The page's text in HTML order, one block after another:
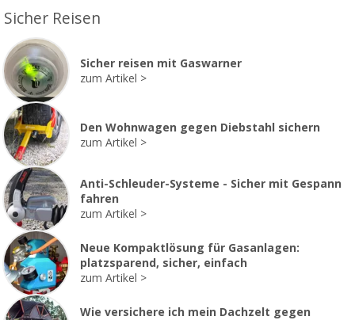
Sicher Reisen
Sicher reisen mit Gaswarner
zum Artikel
Den Wohnwagen gegen Diebstahl sichern
zum Artikel
Anti-Schleuder-Systeme - Sicher mit Gespann
fahren
zum Artikel
Neue Kompaktlösung für Gasanlagen:
platzsparend, sicher, einfach
zum Artikel
Wie versichere ich mein Dachzelt gegen